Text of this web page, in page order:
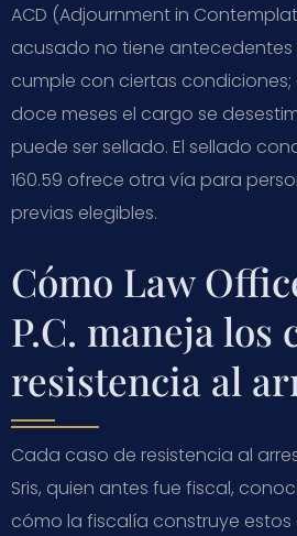
ACD (Adjournment in
acusado no tiene antecedentes
cumple con ciertas condiciones;
doce meses el cargo se
puede ser sellado. El sellado
160.59 ofrece otra vía para
previas elegibles.
Cómo Law
P.C. maneja los
resistencia al
Cada caso de resistencia al
Sris, quien antes fue fiscal,
cómo la fiscalía construye estos